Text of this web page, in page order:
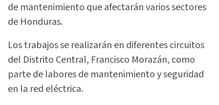
de mantenimiento que afectarán varios sectores
de Honduras.
Los trabajos se realizarán en diferentes circuitos
del Distrito Central, Francisco Morazán, como
parte de labores de mantenimiento y seguridad
en la red eléctrica.